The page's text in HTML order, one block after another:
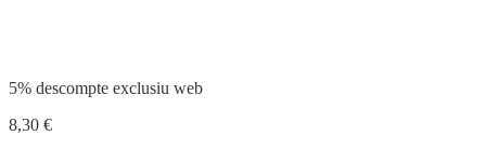
5% descompte exclusiu web
8,30 €